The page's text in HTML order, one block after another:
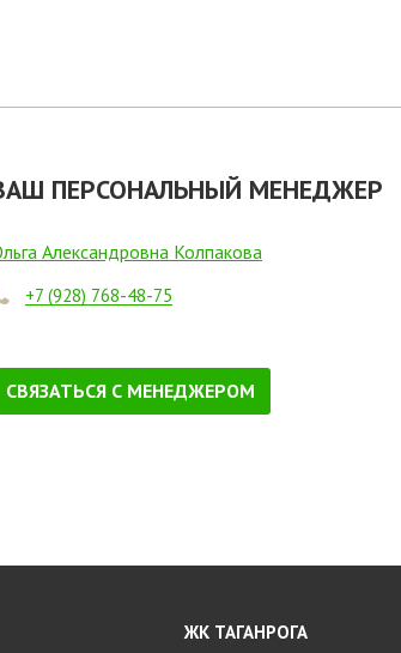
ПЕРСОНАЛЬНЫЙ МЕНЕДЖЕР
Александровна Колпакова
+7 (928) 768-48-75
СВЯЗАТЬСЯ С МЕНЕДЖЕРОМ
ЖК ТАГАНРОГА